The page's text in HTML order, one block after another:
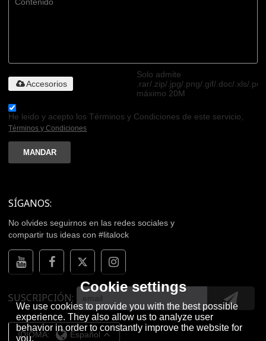
Solo admite
.rar/.zip/.jpg/.png/.gif/.doc/.xls/.pdf,
máximo 20M
Accesorios
He leido y acepto los Términos y Condiciones de este servicio,
Términos y Condiciones
MANDAR
SÍGANOS:
No olvides seguirnos en las redes sociales y
compartir tus ideas con #litalock
SUSCRIPCIÓN
IDIOMA: Español
Cookie settings
We use cookies to provide you with the best possible
experience. They also allow us to analyze user
behavior in order to constantly improve the website for
you.